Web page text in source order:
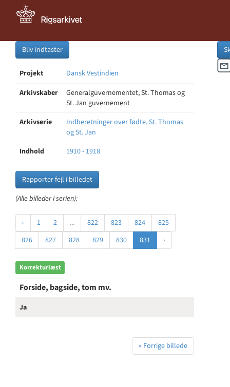
Bliv indtaster
Projekt
Dansk Vestindien
Arkivskaber
Generalguvernementet, St. Thomas og
St. Jan guvernement
Arkivserie
Indberetninger over fødte, St. Thomas
og St. Jan
Indhold
1910 - 1918
Rapporter fejl i billedet
(Alle billeder i serien):
‹ 1 2 ... 822 823 824
825
826
827 828 829 830 831 ›
Korrekturlæst
Forside, bagside, tom mv.
Ja
« Forrige billede